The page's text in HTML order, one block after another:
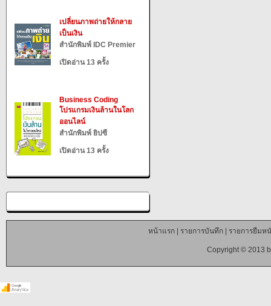
เปลี่ยนภาพถ่ายให้กลาย
เป็นเงิน
สำนักพิมพ์ IDC Premier
เปิดอ่าน 13 ครั้ง
Business Coding
โปรแกรมเงินล้านในโลก
ออนไลน์
สำนักพิมพ์ ยิปซี
เปิดอ่าน 13 ครั้ง
หน้าแรก| รายการบันทึก| รายการยืมห
Copyright © 2013